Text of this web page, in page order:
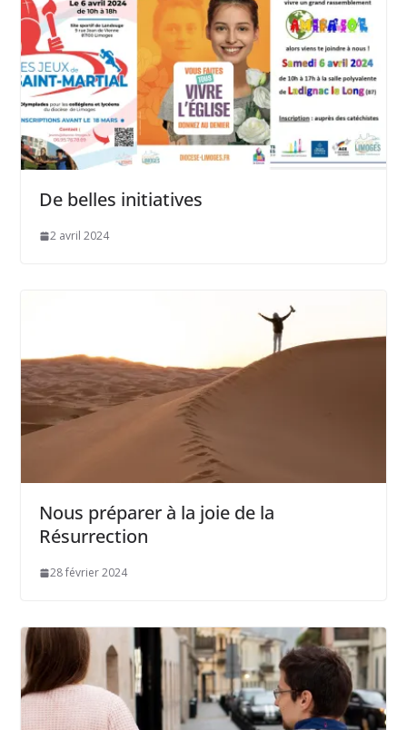
De belles initiatives
2 avril 2024
Nous préparer à la joie de la
Résurrection
28 février 2024